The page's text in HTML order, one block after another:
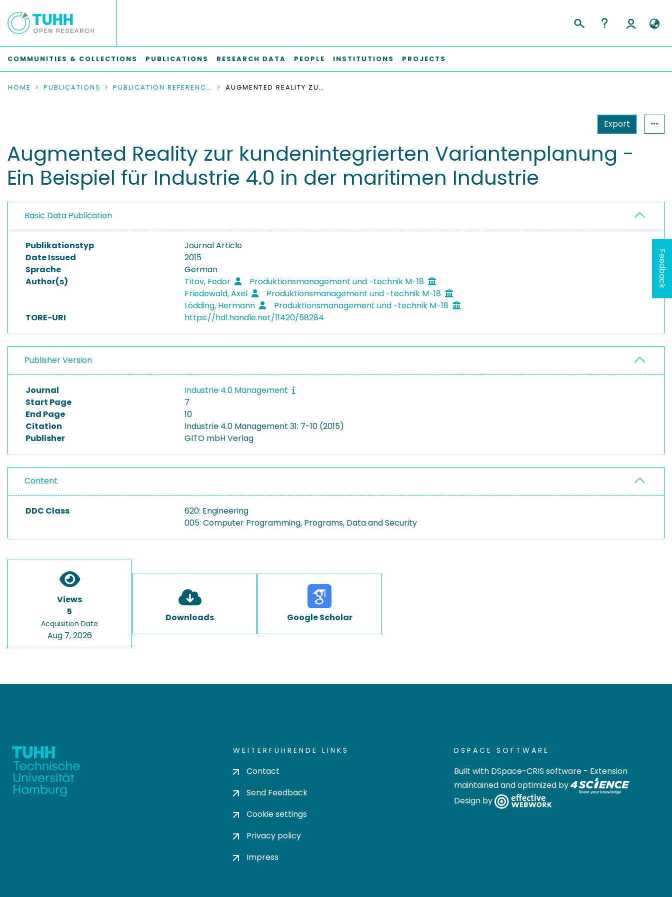
COMMUNITIES & COLLECTIONS PUBLICATIONS RESEARCH DATA PEOPLE INSTITUTIONS PROJECTS
HOME PUBLICATIONS PUBLICATION REFERENCES AUGMENTED REALITY ZUR KUNDENINTEGRIERTEN VARIANTENPLANUNG - EIN BEISPIEL FÜR INDUSTRIE 4.0 IN DER MARITIMEN INDUSTRIE
Export
Augmented Reality zur kundenintegrierten Variantenplanung -
Ein Beispiel für Industrie 4.0 in der maritimen Industrie
Basic Data Publication
Publikationstyp
Journal Article
Date Issued
2015
Sprache
German
Author(s)
Titov, Fedor
Produktionsmanagement und -technik M-18
Friedewald, Axel
Produktionsmanagement und -technik M-18
Lödding, Hermann
Produktionsmanagement und -technik M-18
TORE-URI
https://hdl.handle.net/11420/58284
Publisher Version
Journal
Industrie 4.0 Management
Start Page
7
End Page
10
Citation
Industrie 4.0 Management 31: 7-10 (2015)
Publisher
GITO mbH Verlag
Content
DDC Class
620: Engineering
005: Computer Programming, Programs, Data and Security
Views
5
Acquisition Date
Aug 7, 2026
Downloads Google Scholar
WEITERFÜHRENDE LINKS
Contact
Send Feedback
Cookie settings
Privacy policy
Impress
DSPACE SOFTWARE
Built with DSpace-CRIS software - Extension
maintained and optimized by
Design by
Feedback